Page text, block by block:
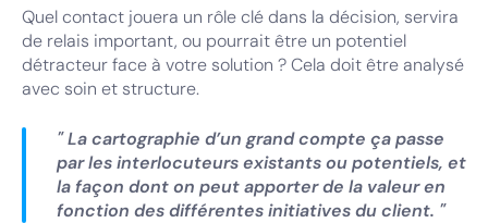
Quel contact jouera un rôle clé dans la décision, servira
de relais important, ou pourrait être un potentiel
détracteur face à votre solution ? Cela doit être analysé
avec soin et structure.
" La cartographie d’un grand compte ça passe
par les interlocuteurs existants ou potentiels, et
la façon dont on peut apporter de la valeur en
fonction des différentes initiatives du client. "